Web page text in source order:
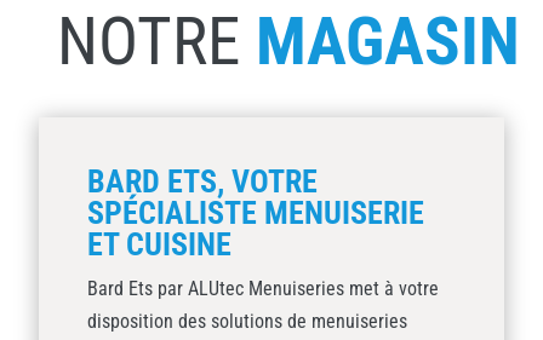
NOTRE MAGASIN
BARD ETS, VOTRE
SPÉCIALISTE MENUISERIE
ET CUISINE
Bard Ets par ALUtec Menuiseries met à votre
disposition des solutions de menuiseries